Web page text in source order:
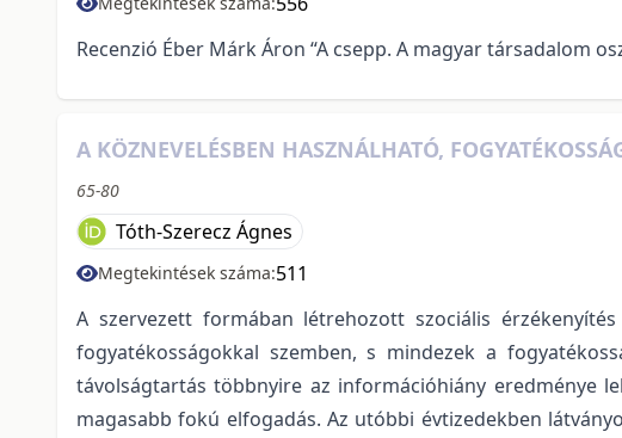
Recenzió Éber Márk Áron “A csepp. A magyar társadalom
A KÖZNEVELÉSBEN HASZNÁLHATÓ,
65-80
Tóth-Szerecz Ágnes
Megtekintések száma:511
A szervezett formában létrehozott szociális
fogyatékosságokkal szemben, s mindezek a
távolságtartás többnyire az információhiány eredménye
magasabb fokú elfogadás. Az utóbbi évtizedekben